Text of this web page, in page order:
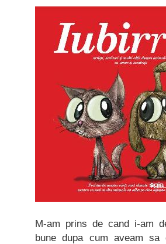
M-am prins de cand i-am
bune dupa cum aveam